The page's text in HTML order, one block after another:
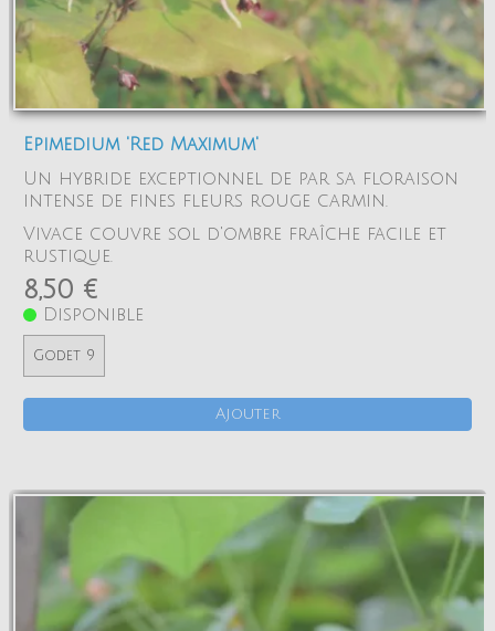
Epimedium 'Red Maximum'
Un hybride exceptionnel de par sa floraison
intense de fines fleurs rouge carmin.
Vivace couvre sol d'ombre fraîche facile et
rustique.
8,50 €
Disponible
Godet 9
Ajouter